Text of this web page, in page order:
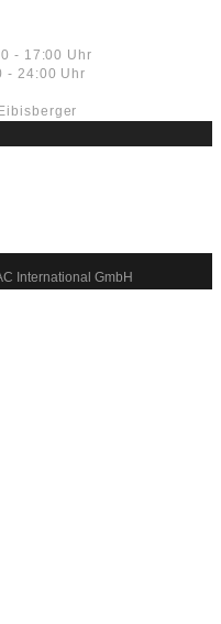
- 17:00 Uhr
- 24:00 Uhr
International GmbH